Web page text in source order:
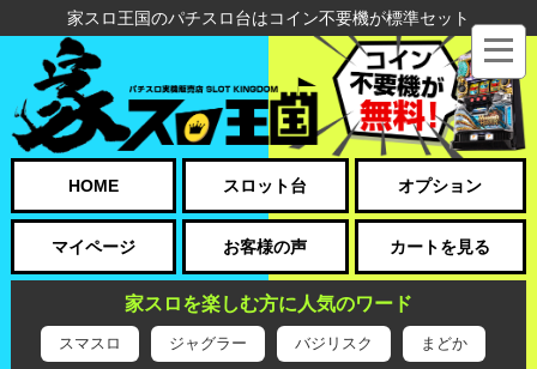
家スロ王国のパチスロ台はコイン不要機が標準セット
HOME スロット台 オプション
マイページ お客様の声 カートを見る
家スロを楽しむ方に人気のワード
スマスロ ジャグラー バジリスク まどか